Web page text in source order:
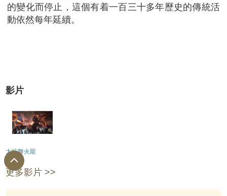
的變化而停止，這個有着一百三十多年歷史的傳統活
動依然每年延續。
影片
大坑舞火龍
更多影片 >>